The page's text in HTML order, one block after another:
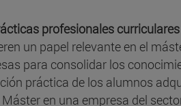
profesionales
un papel relevante en el
para consolidar los
práctica de los alumnos
Máster en una empresa del